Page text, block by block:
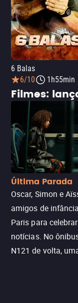
6 Balas
6/10
1h55min
Filmes:
Última Parada
Oscar, Simon e
amigos de
Paris para
notícias. No
N121 de volta,